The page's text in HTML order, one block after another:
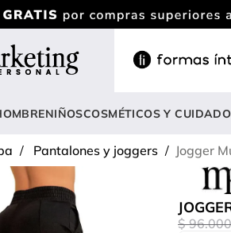
NIÑOSCOSMÉTICOS Y
Pantalones y joggers Jogger
$ 96.000
brasier
blusas